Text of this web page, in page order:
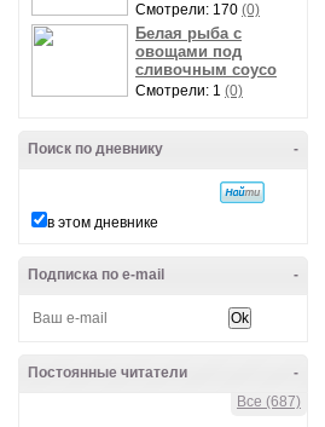
Смотрели: 170 (0)
Белая рыба с
овощами под
сливочным соусо
Смотрели: 1 (0)
-
Поиск по дневнику
в этом дневнике
-
Подписка по e-mail
-
Постоянные читатели
Все (687)